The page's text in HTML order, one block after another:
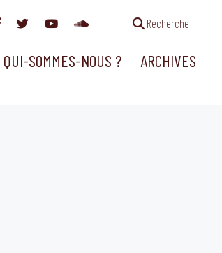
Recherche
QUI-SOMMES-NOUS ? ARCHIVES